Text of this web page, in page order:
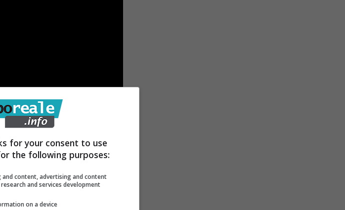
for your consent to use
the following purposes:
and content, advertising and content
and services development
on a device